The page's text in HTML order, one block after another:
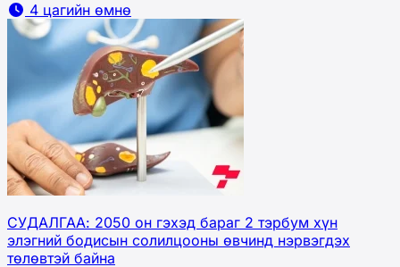
4 цагийн өмнө
СУДАЛГАА: 2050 он гэхэд бараг 2 тэрбум хүн
элэгний бодисын солилцооны өвчинд нэрвэгдэх
төлөвтэй байна